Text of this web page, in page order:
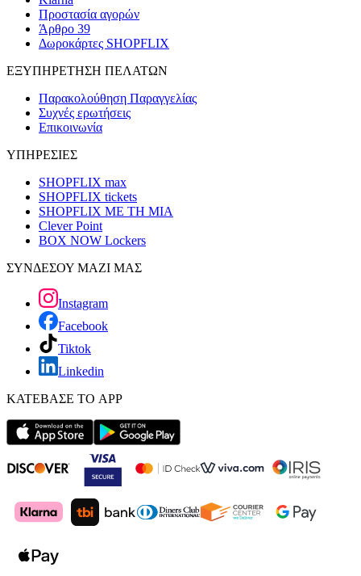
Προστασία αγορών
Άρθρο 39
Δωροκάρτες SHOPFLIX
ΕΞΥΠΗΡΕΤΗΣΗ ΠΕΛΑΤΩΝ
Παρακολούθηση Παραγγελίας
Συχνές ερωτήσεις
Επικοινωνία
ΥΠΗΡΕΣΙΕΣ
SHOPFLIX max
SHOPFLIX tickets
SHOPFLIX ΜΕ ΤΗ ΜΙΑ
Clever Point
BOX NOW Lockers
ΣΥΝΔΕΣΟΥ ΜΑΖΙ ΜΑΣ
Instagram
Facebook
Tiktok
Linkedin
ΚΑΤΕΒΑΣΕ ΤΟ APP